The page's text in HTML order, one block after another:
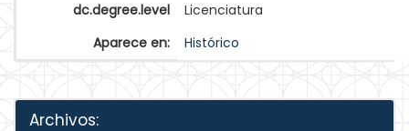
dc.degree.level
Licenciatura
Aparece en:
Histórico
Archivos: